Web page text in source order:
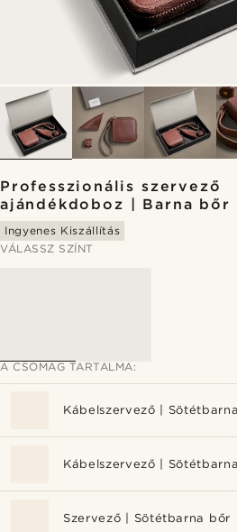
Professzionális szervező
ajándékdoboz | Barna bőr
Ingyenes Kiszállítás
VÁLASSZ SZÍNT
A CSOMAG TARTALMA:
Kábelszervező |
Kábelszervező |
Szervező | Sötétbarna bőr